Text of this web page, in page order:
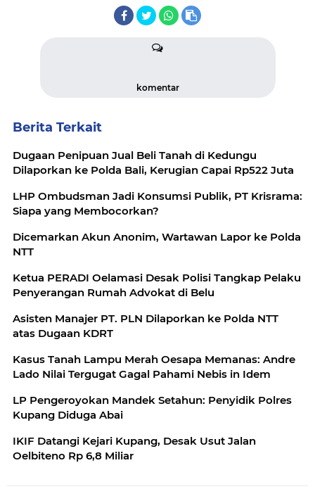
komentar
Berita Terkait
Dugaan Penipuan Jual Beli Tanah di Kedungu
Dilaporkan ke Polda Bali, Kerugian Capai Rp522 Juta
LHP Ombudsman Jadi Konsumsi Publik, PT Krisrama:
Siapa yang Membocorkan?
Dicemarkan Akun Anonim, Wartawan Lapor ke Polda
NTT
Ketua PERADI Oelamasi Desak Polisi Tangkap Pelaku
Penyerangan Rumah Advokat di Belu
Asisten Manajer PT. PLN Dilaporkan ke Polda NTT
atas Dugaan KDRT
Kasus Tanah Lampu Merah Oesapa Memanas: Andre
Lado Nilai Tergugat Gagal Pahami Nebis in Idem
LP Pengeroyokan Mandek Setahun: Penyidik Polres
Kupang Diduga Abai
IKIF Datangi Kejari Kupang, Desak Usut Jalan
Oelbiteno Rp 6,8 Miliar